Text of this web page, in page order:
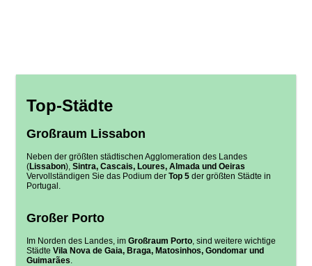
Top-Städte
Großraum Lissabon
Neben der größten städtischen Agglomeration des Landes
(Lissabon), Sintra, Cascais, Loures, Almada und Oeiras
Vervollständigen Sie das Podium der Top 5 der größten Städte in
Portugal.
Großer Porto
Im Norden des Landes, im Großraum Porto , sind weitere wichtige
Städte Vila Nova de Gaia, Braga, Matosinhos, Gondomar und
Guimarães